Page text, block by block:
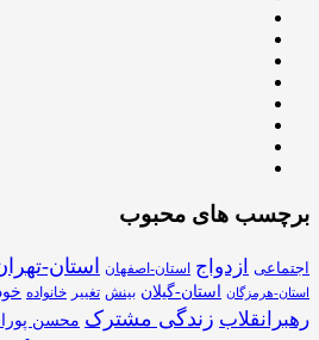
برچسب های محبوب
اجتماعی ازدواج استان-اصفهان استان-
استان-هرمزگان استان-گیلان بینش تغییر خانواده
رهبرانقلاب زندگی مشترک محسن